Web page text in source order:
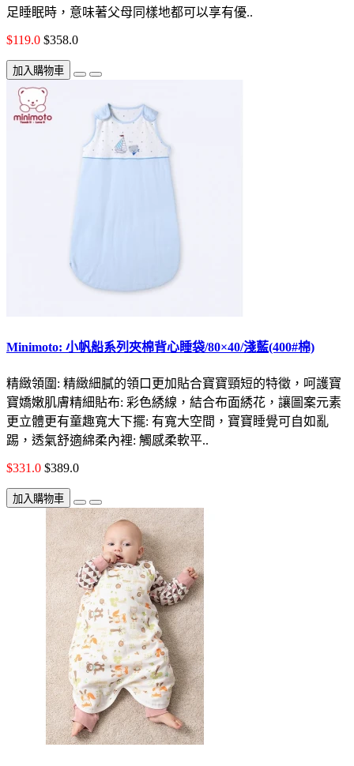
足睡眠時，意味著父母同樣地都可以享有優..
$119.0 $358.0
加入購物車
Minimoto: 小帆船系列夾棉背心睡袋/80×40/淺藍(400#棉)
精緻領圍: 精緻細膩的領口更加貼合寶寶頸短的特徵，呵護寶
寶嬌嫩肌膚精細貼布: 彩色綉線，結合布面綉花，讓圖案元素
更立體更有童趣寬大下擺: 有寬大空間，寶寶睡覺可自如亂
踢，透氣舒適綿柔內裡: 觸感柔軟平..
$331.0 $389.0
加入購物車